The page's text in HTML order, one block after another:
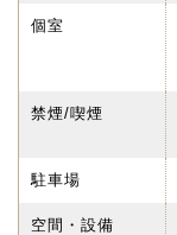
個室
禁煙/喫煙
駐車場
空間・設備